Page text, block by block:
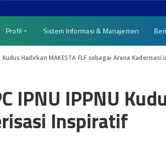
Profil Sistem Informasi & Manajemen
Kudus Hadirkan MAKESTA FLF sebagai Arena
IPNU IPPNU
Inspiratif